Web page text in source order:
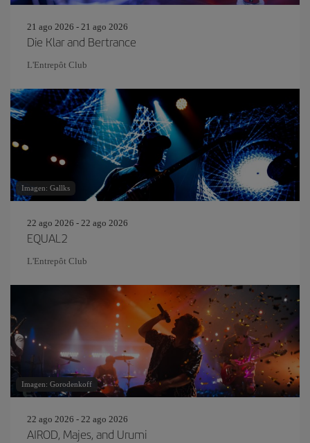
21 ago 2026 - 21 ago 2026
Die Klar and Bertrance
L'Entrepôt Club
Imagen: Gallks
22 ago 2026 - 22 ago 2026
EQUAL2
L'Entrepôt Club
Imagen: Gorodenkoff
22 ago 2026 - 22 ago 2026
AIROD, Majes, and Urumi